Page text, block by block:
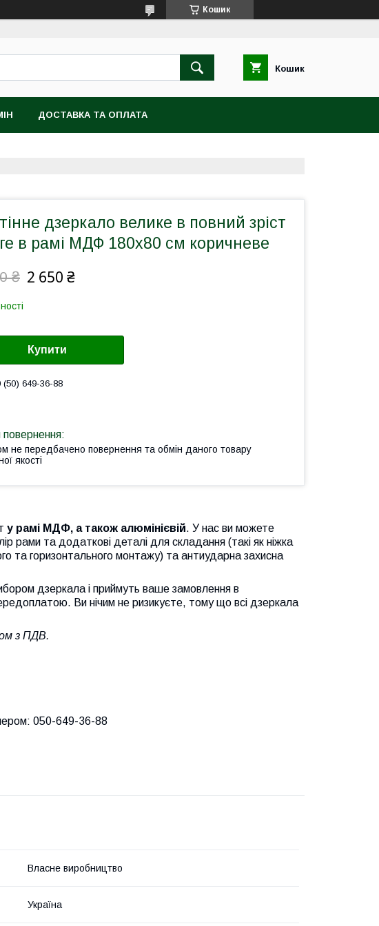
Кошик
Кошик
ДОСТАВКА ТА ОПЛАТА
дзеркало велике в повний зріст
в рамі МДФ 180х80 см коричневе
₴ 2 650 ₴
Купити
(50) 649-36-88
не передбачено повернення та обмін даного товару
якості
у рамі МДФ, а також алюмінієвій. У нас ви можете
рами та додаткові деталі для складання (такі як ніжка
та горизонтального монтажу) та антиударна захисна
дзеркала і приймуть ваше замовлення в
Ви нічим не ризикуєте, тому що всі дзеркала
з ПДВ.
050-649-36-88
Власне виробництво
Україна